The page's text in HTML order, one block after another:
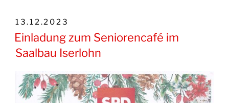
VERÖFFENTLICHT
AM
13.12.2023
Einladung zum Seniorencafé im
Saalbau Iserlohn